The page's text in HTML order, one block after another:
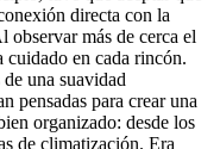
directa con la
más de cerca el
en cada rincón.
una suavidad
pensadas para crear una
organizado: desde los
de climatización. Era